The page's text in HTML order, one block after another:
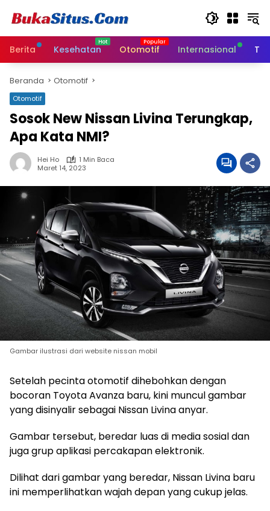
Berita
Kesehatan Otomotif Internasional
Beranda Otomotif
Otomotif
Sosok New Nissan Livina Terungkap,
Apa Kata NMI?
Hei Ho
1 Min Baca
Maret 14, 2023
Gambar ilustrasi dari website nissan mobil
Setelah pecinta otomotif dihebohkan dengan
bocoran Toyota Avanza baru, kini muncul gambar
yang disinyalir sebagai Nissan Livina anyar.
Gambar tersebut, beredar luas di media sosial dan
juga grup aplikasi percakapan elektronik.
Dilihat dari gambar yang beredar, Nissan Livina baru
ini memperlihatkan wajah depan yang cukup jelas.